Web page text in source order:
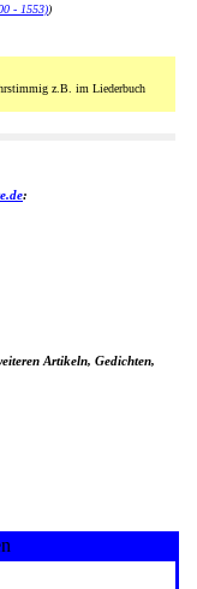
- 1553))
z.B. im Liederbuch
:
Artikeln, Gedichten,